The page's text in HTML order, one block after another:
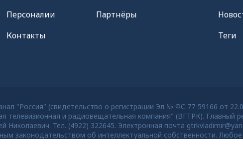
Персоналии
Контакты
Партнёры
Теги
"Россия" (свидетельство о регистрации Эл № ФС 77-59166 от
телевизионная и радиовещательная компания" (ВГТРК).
Тел. (4922) 322645. Электронная почта
законодательством об интеллектуальной собственности.